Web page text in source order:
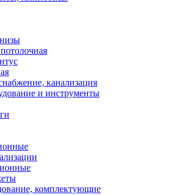
канализация
и инструменты
комплектующие